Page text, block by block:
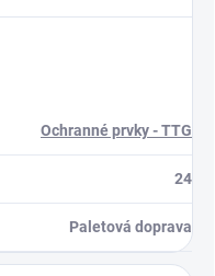
Ochranné prvky - TTG
24
Paletová doprava